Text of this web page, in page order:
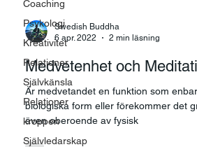
Coaching
Psykologi
Kreativitet
Relationer
Självkänsla
Relationer
kroppen
Självledarskap
Swedish Buddha
6 apr. 2022
2 min läsning
Medvetenhet och
Är medvetandet en funktion som
biologiska form eller förekommer det